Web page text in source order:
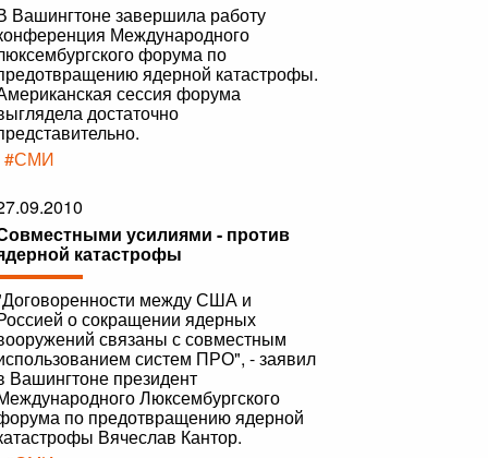
Вашингтоне завершила работу
Международного
форума по
ядерной катастрофы.
сессия форума
достаточно
#СМИ
усилиями - против
катастрофы
между США и
о сокращении ядерных
связаны с совместным
систем ПРО", - заявил
Вашингтоне президент
Люксембургского
по предотвращению ядерной
Вячеслав Кантор.